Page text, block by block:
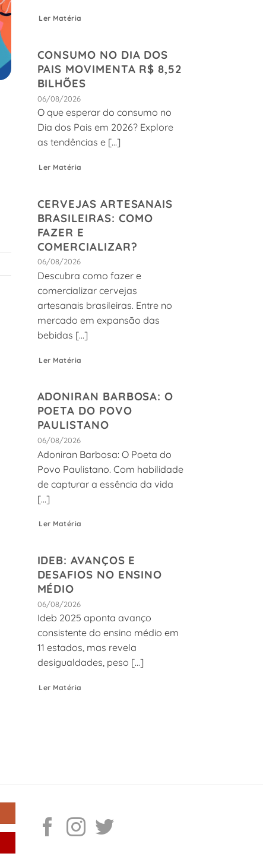
Ler Matéria
CONSUMO NO DIA DOS
PAIS MOVIMENTA R$ 8,52
BILHÕES
06/08/2026
O que esperar do consumo no
Dia dos Pais em 2026? Explore
as tendências e [...]
Ler Matéria
CERVEJAS ARTESANAIS
BRASILEIRAS: COMO
FAZER E
COMERCIALIZAR?
06/08/2026
Descubra como fazer e
comercializar cervejas
artesanais brasileiras. Entre no
mercado em expansão das
bebidas [...]
Ler Matéria
ADONIRAN BARBOSA: O
POETA DO POVO
PAULISTANO
06/08/2026
Adoniran Barbosa: O Poeta do
Povo Paulistano. Com habilidade
de capturar a essência da vida
[...]
Ler Matéria
IDEB: AVANÇOS E
DESAFIOS NO ENSINO
MÉDIO
06/08/2026
Ideb 2025 aponta avanço
consistente do ensino médio em
11 estados, mas revela
desigualdades, peso [...]
Ler Matéria